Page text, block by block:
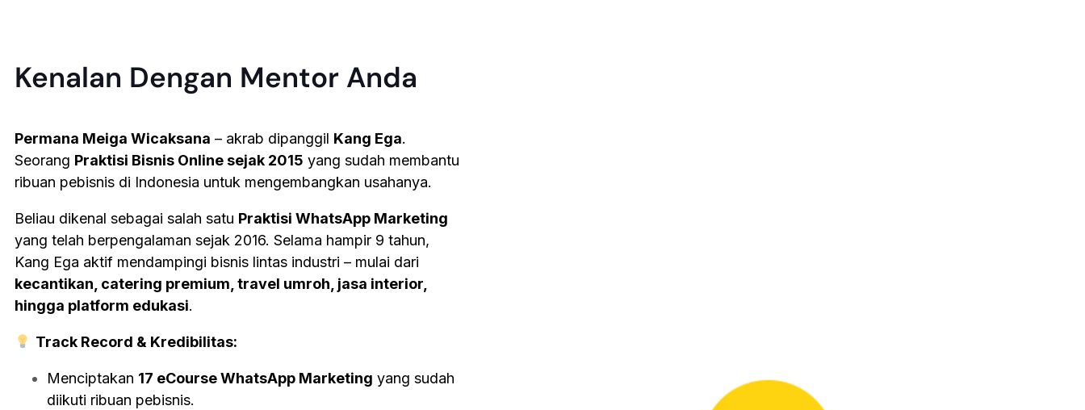
Kenalan Dengan Mentor Anda
Permana Meiga Wicaksana – akrab dipanggil Kang Ega.
Seorang Praktisi Bisnis Online sejak 2015 yang sudah membantu
ribuan pebisnis di Indonesia untuk mengembangkan usahanya.
Beliau dikenal sebagai salah satu Praktisi WhatsApp Marketing
yang telah berpengalaman sejak 2016. Selama hampir 9 tahun,
Kang Ega aktif mendampingi bisnis lintas industri – mulai dari
kecantikan, catering premium, travel umroh, jasa interior,
hingga platform edukasi.
Track Record & Kredibilitas:
Menciptakan 17 eCourse WhatsApp Marketing yang sudah
diikuti ribuan pebisnis.